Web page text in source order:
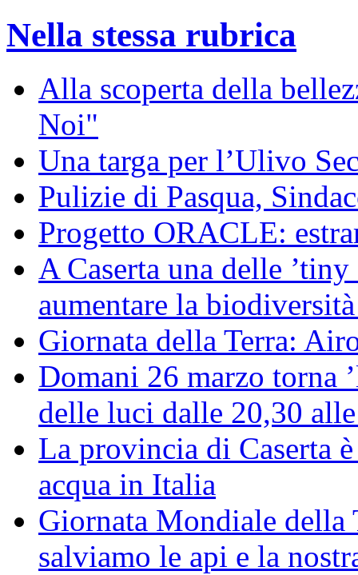
Nella stessa rubrica
Alla scoperta della
Noi"
Una targa per l’Ulivo
Pulizie di Pasqua,
Progetto ORACLE:
A Caserta una delle
aumentare la
Giornata della Terra:
Domani 26 marzo torna
delle luci dalle 20,30
La provincia di Caserta
acqua in Italia
Giornata Mondiale della
salviamo le api e la